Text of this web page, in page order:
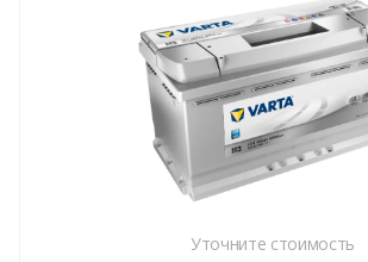
Уточните стоимость